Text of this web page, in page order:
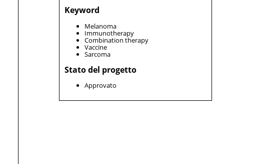
Keyword
Melanoma
Immunotherapy
Combination therapy
Vaccine
Sarcoma
Stato del progetto
Approvato